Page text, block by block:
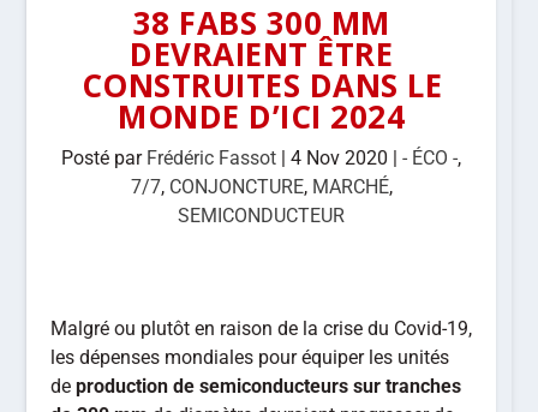
38 FABS 300 MM
DEVRAIENT ÊTRE
CONSTRUITES DANS LE
MONDE D’ICI 2024
Posté par Frédéric Fassot |4 Nov 2020 |- ÉCO -,
7/7, CONJONCTURE, MARCHÉ,
SEMICONDUCTEUR
Malgré ou plutôt en raison de la crise du Covid-19,
les dépenses mondiales pour équiper les unités
deproduction de semiconducteurs sur tranches